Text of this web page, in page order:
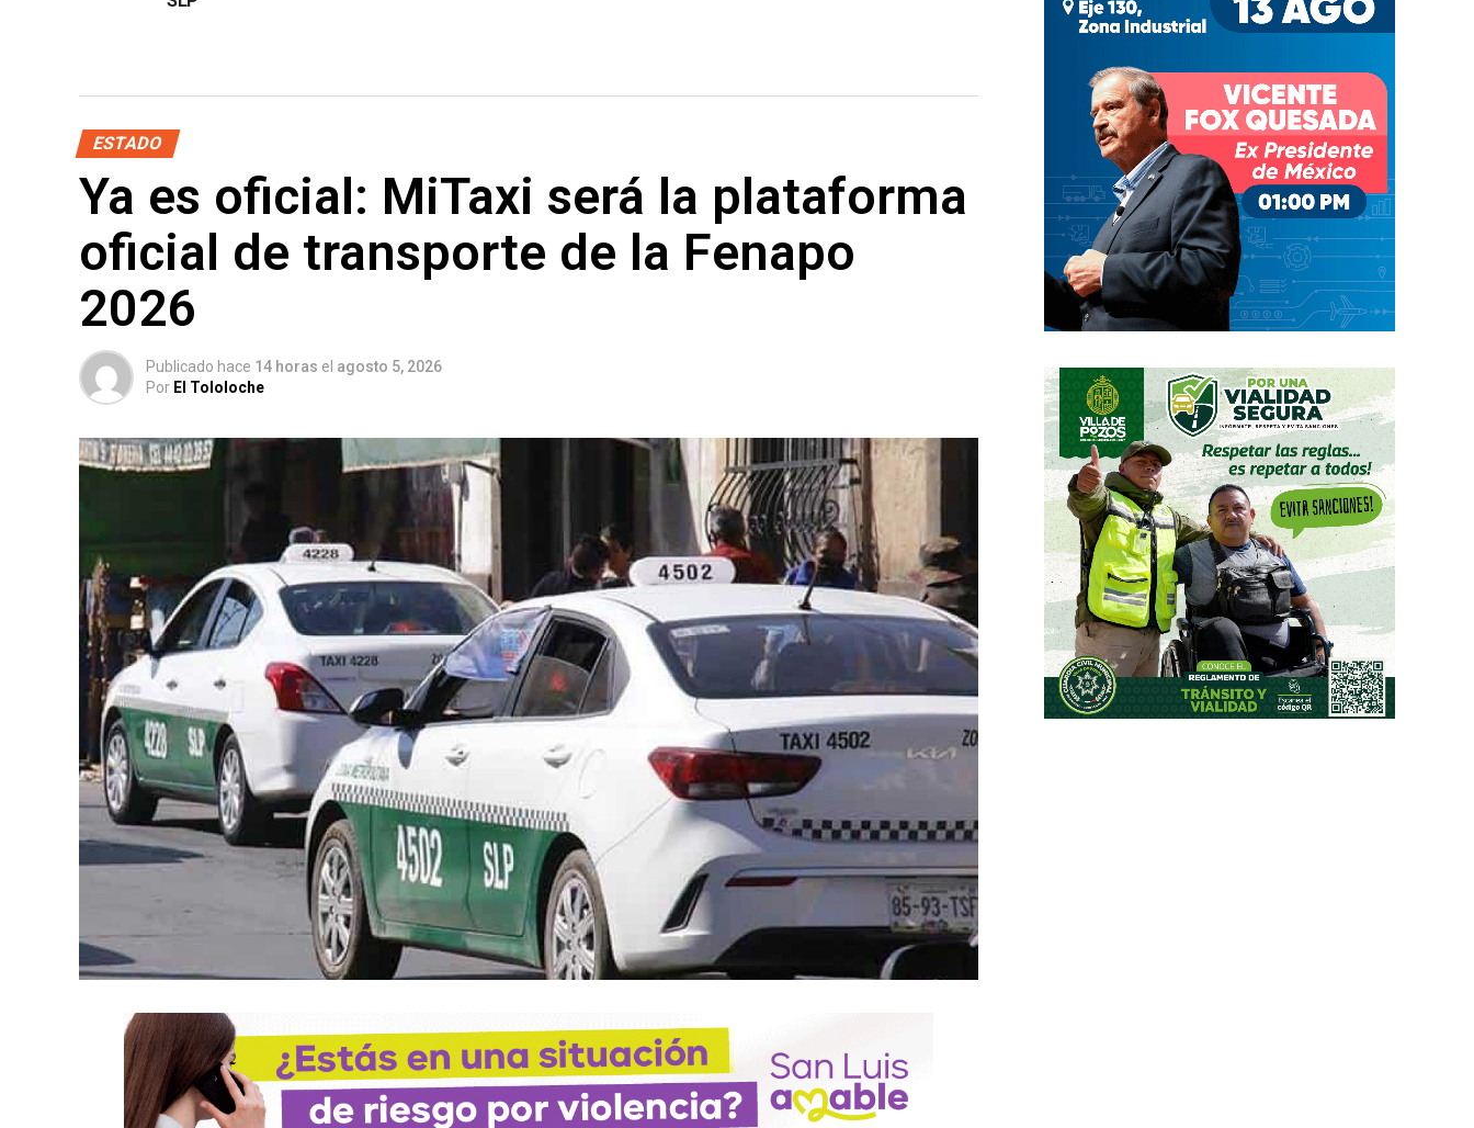
ESTADO
Ya es oficial: MiTaxi será la plataforma
oficial de transporte de la Fenapo
2026
Publicado hace 14 horas el agosto 5, 2026
Por El Tololoche